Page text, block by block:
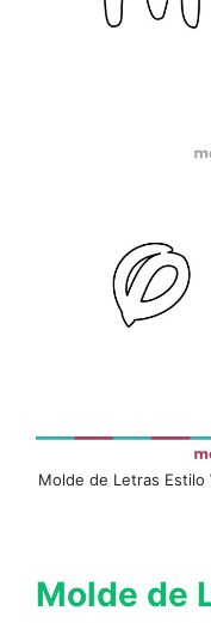
Molde de Letras Estilo
Molde de